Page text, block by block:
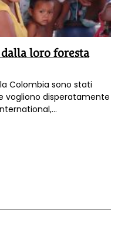
loro foresta
Colombia sono stati
vogliono disperatamente